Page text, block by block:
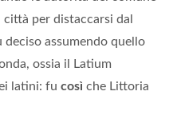
per distaccarsi dal
assumendo quello
ossia il Latium
latini: fu così che Littoria